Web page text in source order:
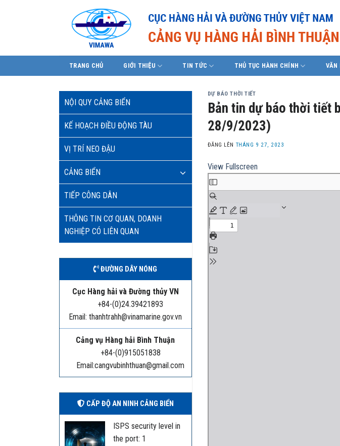
TRANG CHỦ GIỚI THIỆU TIN TỨC THỦ TỤC HÀNH CHÍNH VĂN
NỘI QUY CẢNG BIỂN
KẾ HOẠCH ĐIỀU ĐỘNG TÀU
VỊ TRÍ NEO ĐẬU
CẢNG BIỂN
TIẾP CÔNG DÂN
THÔNG TIN CƠ QUAN, DOANH
NGHIỆP CÓ LIÊN QUAN
ĐƯỜNG DÂY NÓNG
Cục Hàng hải và Đường thủy VN
+84-(0)24.39421893
Email: thanhtrahh@vinamarine.gov.vn
Cảng vụ Hàng hải Bình Thuận
+84-(0)915051838
Email:cangvubinhthuan@gmail.com
CẤP ĐỘ AN NINH CẢNG BIỂN
ISPS security level in
the port: 1
DỰ BÁO THỜI TIẾT
Bản tin dự báo thời tiết
28/9/2023)
ĐĂNG LÊN THÁNG 9 27, 2023
View Fullscreen